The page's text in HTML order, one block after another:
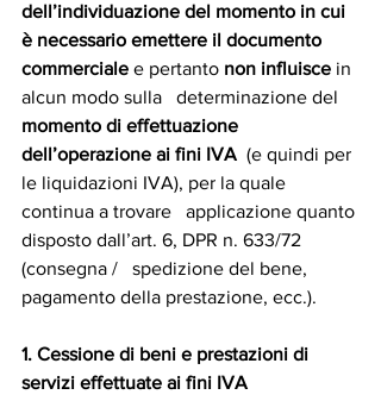
dell’individuazione del momento in cui
è necessario emettere il documento
commerciale e pertanto non influisce in
alcun modo sulla   determinazione del
momento di effettuazione
dell’operazione ai fini IVA
  (e quindi per
le liquidazioni IVA), per la quale
continua a trovare   applicazione quanto
disposto dall’art. 6, DPR n. 633/72
(consegna /   spedizione del bene,
pagamento della prestazione, ecc.).
1. Cessione di beni e prestazioni di
servizi effettuate ai fini IVA